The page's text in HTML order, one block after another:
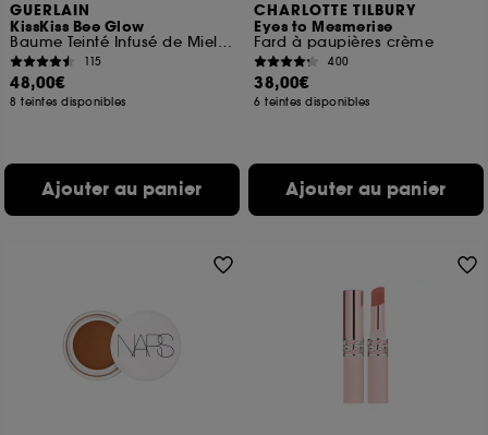
GUERLAIN
KissKiss Bee Glow
Baume Teinté Infusé de Miel 98% d'origine naturelle
115
48,00€
8 teintes disponibles
Ajouter au panier
CHARLOTTE TILBURY
Eyes to Mesmerise
Fard à paupières crème
400
38,00€
6 teintes disponibles
Ajouter au panier